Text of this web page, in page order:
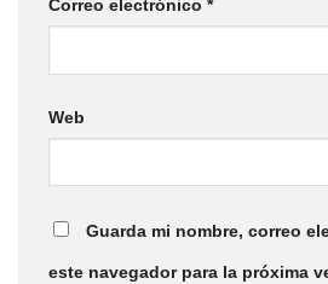
Correo electrónico *
Web
Guarda mi nombre, correo
este navegador para la próxima